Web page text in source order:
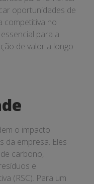
oportunidades de
competitiva no
para a
de valor a longo
o impacto
da empresa. Eles
carbono,
e
(RSC). Para um